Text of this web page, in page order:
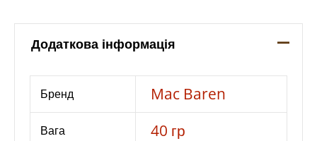
кількість
Додаткова інформація
Бренд Mac Baren
Вага 40 гр